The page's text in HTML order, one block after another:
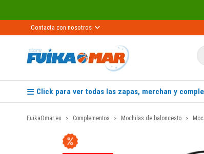
Contacta con nosotros
Click para ver todas las zapas, merchan y
FuikaOmar.es Complementos Mochilas de baloncesto